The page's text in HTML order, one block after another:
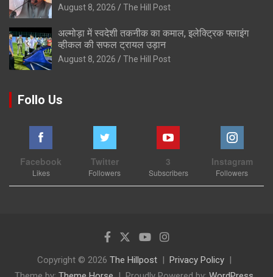
August 8, 2026 The Hill Post
अल्मोड़ा में स्वदेशी तकनीक का कमाल, इलेक्ट्रिक फ्लाइंग
व्हीकल की सफल ट्रायल उड़ान
August 8, 2026 The Hill Post
Follo Us
Facebook
Likes
Twitter
Followers
3
Subscribers
Instagram
Followers
Copyright © 2026 The Hillpost
Privacy Policy